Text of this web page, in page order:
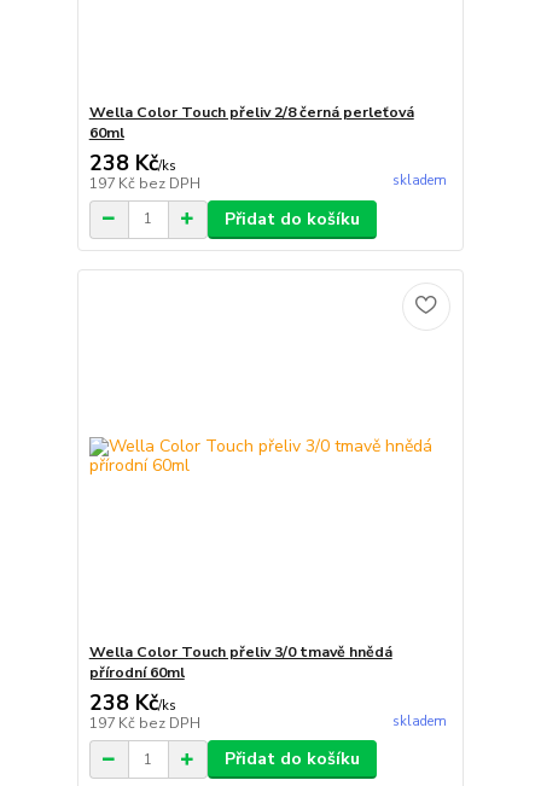
Wella Color Touch přeliv 2/8 černá perleťová
60ml
238 Kč/ks
197 Kč bez DPH skladem
Přidat do košíku
Wella Color Touch přeliv 3/0 tmavě hnědá
přírodní 60ml
238 Kč/ks
197 Kč bez DPH skladem
Přidat do košíku